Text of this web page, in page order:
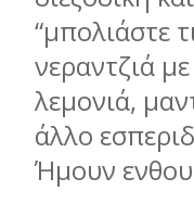
“μπολιάστε
νεραντζιά
λεμονιά,
άλλο
Ήμουν